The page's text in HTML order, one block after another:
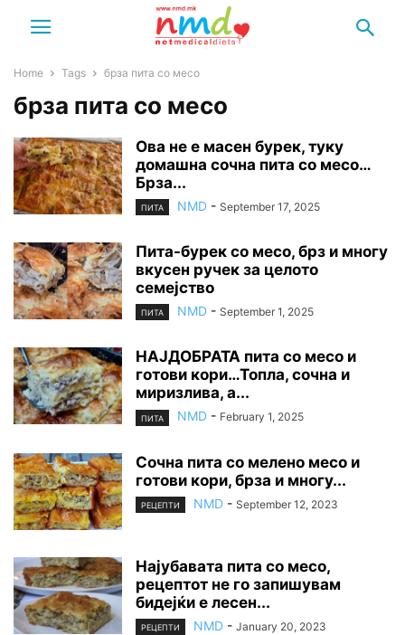
Home Tags брза пита со месо
брза пита со месо
Ова не е масен бурек, туку
домашна сочна пита со месо…
Брза...
ПИТА NMD - September 17, 2025
Пита-бурек со месо, брз и многу
вкусен ручек за целото
семејство
ПИТА NMD - September 1, 2025
НАЈДОБРАТА пита со месо и
готови кори…Топла, сочна и
миризлива, а...
ПИТА NMD - February 1, 2025
Сочна пита со мелено месо и
готови кори, брза и многу...
РЕЦЕПТИ NMD - September 12, 2023
Најубавата пита со месо,
рецептот не го запишувам
бидејќи е лесен...
РЕЦЕПТИ NMD - January 20, 2023